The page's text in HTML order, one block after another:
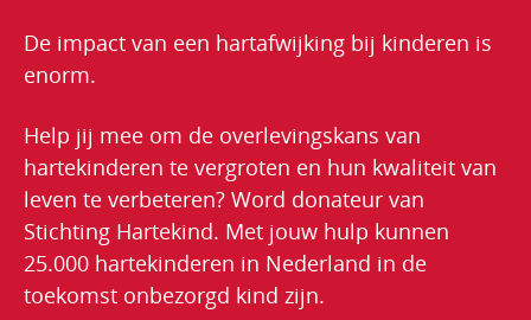
De impact van een hartafwijking bij kinderen is
enorm.
Help jij mee om de overlevingskans van
hartekinderen te vergroten en hun kwaliteit van
leven te verbeteren? Word donateur van
Stichting Hartekind. Met jouw hulp kunnen
25.000 hartekinderen in Nederland in de
toekomst onbezorgd kind zijn.